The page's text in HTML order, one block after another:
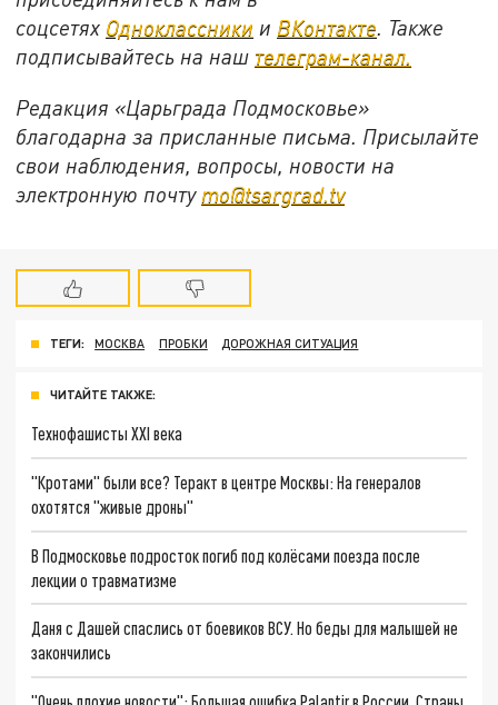
соцсетях Одноклассники и ВКонтакте. Также
подписывайтесь на наш телеграм-канал.
Редакция «Царьграда Подмосковье»
благодарна за присланные письма. Присылайте
свои наблюдения, вопросы, новости на
электронную почту mo@tsargrad.tv
ТЕГИ: МОСКВА ПРОБКИ ДОРОЖНАЯ СИТУАЦИЯ
ЧИТАЙТЕ ТАКЖЕ:
Технофашисты XXI века
"Кротами" были все? Теракт в центре Москвы: На генералов
охотятся "живые дроны"
В Подмосковье подросток погиб под колёсами поезда после
лекции о травматизме
Даня с Дашей спаслись от боевиков ВСУ. Но беды для малышей не
закончились